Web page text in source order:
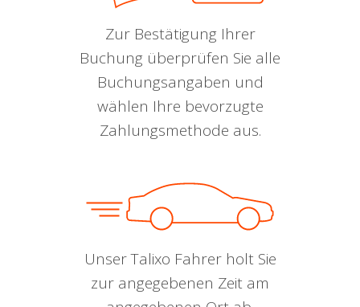
Zur Bestätigung Ihrer
Buchung überprüfen Sie alle
Buchungsangaben und
wählen Ihre bevorzugte
Zahlungsmethode aus.
Unser Talixo Fahrer holt Sie
zur angegebenen Zeit am